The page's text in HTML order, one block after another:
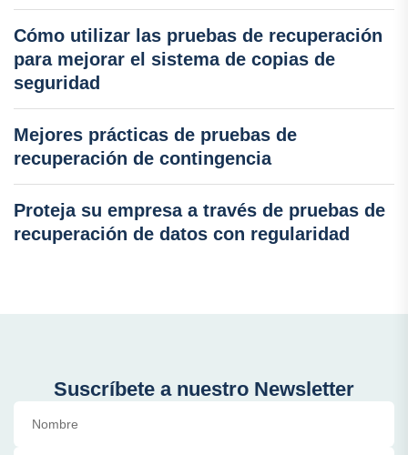
Cómo utilizar las pruebas de recuperación
para mejorar el sistema de copias de
seguridad
Mejores prácticas de pruebas de
recuperación de contingencia
Proteja su empresa a través de pruebas de
recuperación de datos con regularidad
Suscríbete a nuestro Newsletter